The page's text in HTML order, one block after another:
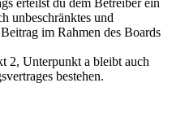
erteilst du dem Betreiber ein
unbeschränktes und
im Rahmen des Boards
2, Unterpunkt a bleibt auch
bestehen.